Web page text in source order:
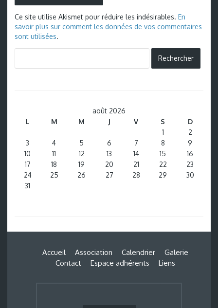
Ce site utilise Akismet pour réduire les indésirables. En
savoir plus sur comment les données de vos commentaires
sont utilisées.
août 2026
L
M M J V S
D
1
2
3
4 5 6 7 8
9
10
11 12 13 14 15
16
17
18 19 20 21 22
23
24
25 26 27 28 29
30
31
Accueil Association Calendrier
Galerie
Contact
Espace adhérents Liens